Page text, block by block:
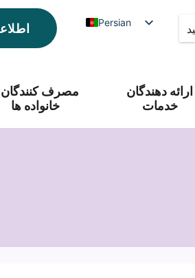
Persian
مصرف
خانواده ها
ارائه دهندگان
خدمات